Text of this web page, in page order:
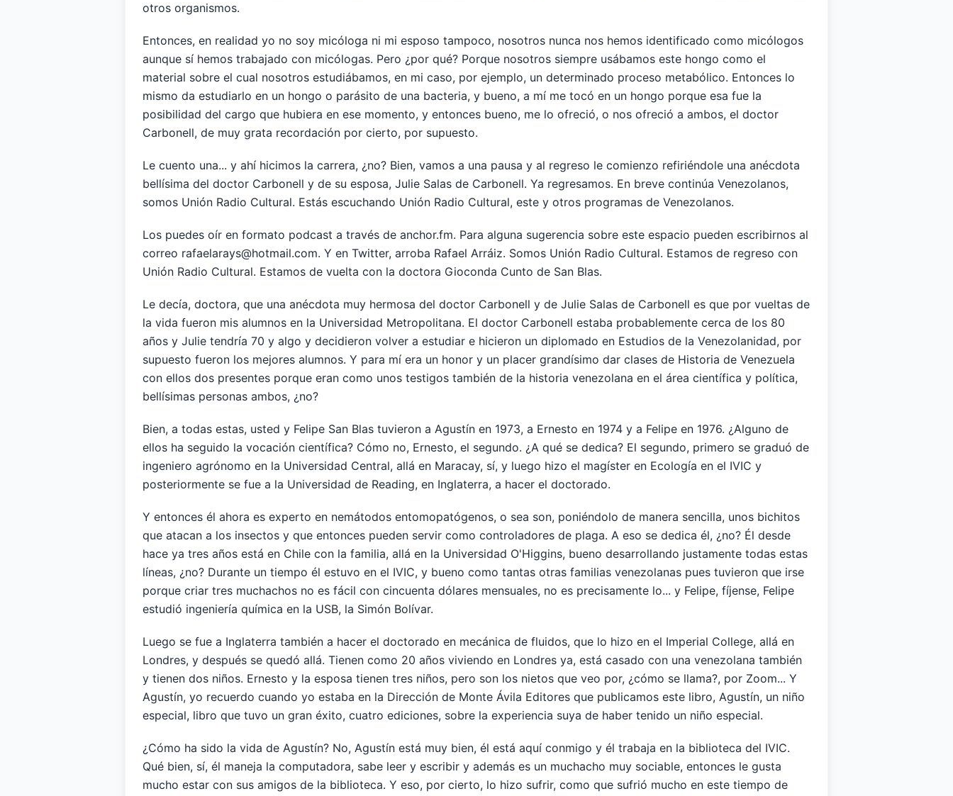
otros organismos.
Entonces, en realidad yo no soy micóloga ni mi esposo tampoco, nosotros nunca nos hemos identificado como micólogos
aunque sí hemos trabajado con micólogas. Pero ¿por qué? Porque nosotros siempre usábamos este hongo como el
material sobre el cual nosotros estudiábamos, en mi caso, por ejemplo, un determinado proceso metabólico. Entonces lo
mismo da estudiarlo en un hongo o parásito de una bacteria, y bueno, a mí me tocó en un hongo porque esa fue la
posibilidad del cargo que hubiera en ese momento, y entonces bueno, me lo ofreció, o nos ofreció a ambos, el doctor
Carbonell, de muy grata recordación por cierto, por supuesto.
Le cuento una... y ahí hicimos la carrera, ¿no? Bien, vamos a una pausa y al regreso le comienzo refiriéndole una anécdota
bellísima del doctor Carbonell y de su esposa, Julie Salas de Carbonell. Ya regresamos. En breve continúa Venezolanos,
somos Unión Radio Cultural. Estás escuchando Unión Radio Cultural, este y otros programas de Venezolanos.
Los puedes oír en formato podcast a través de anchor.fm. Para alguna sugerencia sobre este espacio pueden escribirnos al
correo rafaelarays@hotmail.com. Y en Twitter, arroba Rafael Arráiz. Somos Unión Radio Cultural. Estamos de regreso con
Unión Radio Cultural. Estamos de vuelta con la doctora Gioconda Cunto de San Blas.
Le decía, doctora, que una anécdota muy hermosa del doctor Carbonell y de Julie Salas de Carbonell es que por vueltas de
la vida fueron mis alumnos en la Universidad Metropolitana. El doctor Carbonell estaba probablemente cerca de los 80
años y Julie tendría 70 y algo y decidieron volver a estudiar e hicieron un diplomado en Estudios de la Venezolanidad, por
supuesto fueron los mejores alumnos. Y para mí era un honor y un placer grandísimo dar clases de Historia de Venezuela
con ellos dos presentes porque eran como unos testigos también de la historia venezolana en el área científica y política,
bellísimas personas ambos, ¿no?
Bien, a todas estas, usted y Felipe San Blas tuvieron a Agustín en 1973, a Ernesto en 1974 y a Felipe en 1976. ¿Alguno de
ellos ha seguido la vocación científica? Cómo no, Ernesto, el segundo. ¿A qué se dedica? El segundo, primero se graduó de
ingeniero agrónomo en la Universidad Central, allá en Maracay, sí, y luego hizo el magíster en Ecología en el IVIC y
posteriormente se fue a la Universidad de Reading, en Inglaterra, a hacer el doctorado.
Y entonces él ahora es experto en nemátodos entomopatógenos, o sea son, poniéndolo de manera sencilla, unos bichitos
que atacan a los insectos y que entonces pueden servir como controladores de plaga. A eso se dedica él, ¿no? Él desde
hace ya tres años está en Chile con la familia, allá en la Universidad O'Higgins, bueno desarrollando justamente todas estas
líneas, ¿no? Durante un tiempo él estuvo en el IVIC, y bueno como tantas otras familias venezolanas pues tuvieron que irse
porque criar tres muchachos no es fácil con cincuenta dólares mensuales, no es precisamente lo... y Felipe, fíjense, Felipe
estudió ingeniería química en la USB, la Simón Bolívar.
Luego se fue a Inglaterra también a hacer el doctorado en mecánica de fluidos, que lo hizo en el Imperial College, allá en
Londres, y después se quedó allá. Tienen como 20 años viviendo en Londres ya, está casado con una venezolana también
y tienen dos niños. Ernesto y la esposa tienen tres niños, pero son los nietos que veo por, ¿cómo se llama?, por Zoom... Y
Agustín, yo recuerdo cuando yo estaba en la Dirección de Monte Ávila Editores que publicamos este libro, Agustín, un niño
especial, libro que tuvo un gran éxito, cuatro ediciones, sobre la experiencia suya de haber tenido un niño especial.
¿Cómo ha sido la vida de Agustín? No, Agustín está muy bien, él está aquí conmigo y él trabaja en la biblioteca del IVIC.
Qué bien, sí, él maneja la computadora, sabe leer y escribir y además es un muchacho muy sociable, entonces le gusta
mucho estar con sus amigos de la biblioteca. Y eso, por cierto, lo hizo sufrir, como que sufrió mucho en este tiempo de